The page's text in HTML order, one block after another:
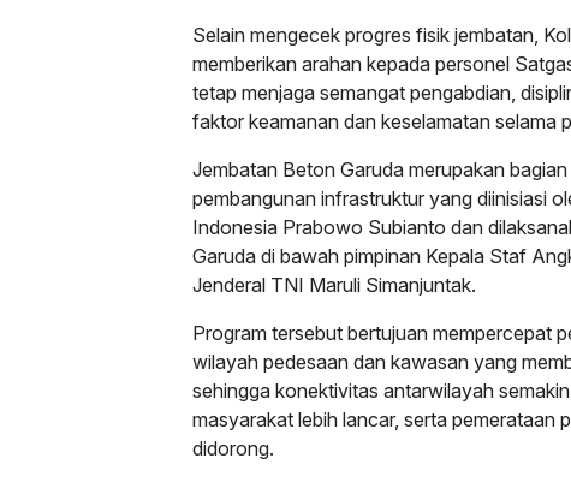
Selain mengecek progres fisik jembatan,
memberikan arahan kepada personel
tetap menjaga semangat pengabdian,
faktor keamanan dan keselamatan selama
Jembatan Beton Garuda merupakan
pembangunan infrastruktur yang diinisiasi
Indonesia Prabowo Subianto dan
Garuda di bawah pimpinan Kepala Staf
Jenderal TNI Maruli Simanjuntak.
Program tersebut bertujuan mempercepat
wilayah pedesaan dan kawasan yang
sehingga konektivitas antarwilayah
masyarakat lebih lancar, serta pemerataan
didorong.